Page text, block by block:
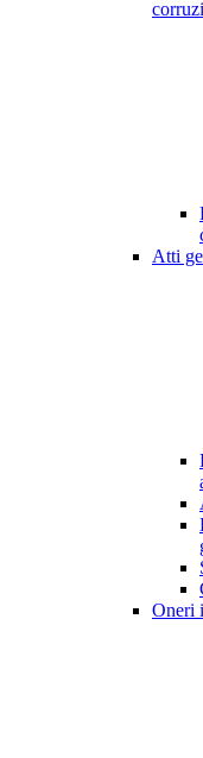
Atti
Oneri